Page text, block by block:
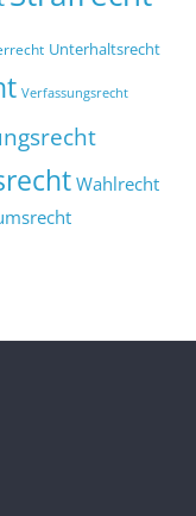
Unterhaltsrecht
Verfassungsrecht
Wahlrecht